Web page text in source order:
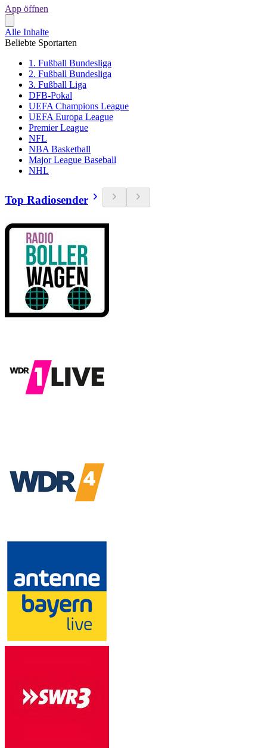
App öffnen
Alle Inhalte
Beliebte Sportarten
1. Fußball Bundesliga
2. Fußball Bundesliga
3. Fußball Liga
DFB-Pokal
UEFA Champions League
UEFA Europa League
Premier League
NFL
NBA Basketball
Major League Baseball
NHL
Top Radiosender